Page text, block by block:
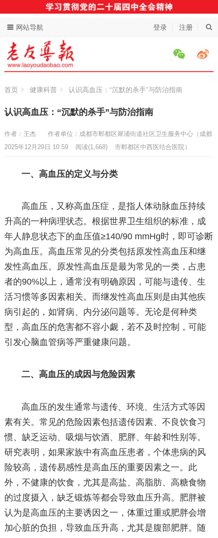
登录 注册
网站导航
首页 健康科普 认识高血压：“沉默的杀手”与防治指南
认识高血压：“沉默的杀手”与防治指南
作者：王杰
作者单位：成都市郫都区犀浦街道社区卫生服务中心（成都
市郫都区中西医结合医院）
2025年12月29日 10:59 阅读(1,668)
一、高血压的定义与分类
高血压，又称高血压症，是指人体动脉血压持续
升高的一种病理状态。根据世界卫生组织的标准，成
年人静息状态下的血压值≥140/90 mmHg时，即可诊断
为高血压。高血压常见的分类包括原发性高血压和继
发性高血压。原发性高血压是最为常见的一类，占患
者的90%以上，通常没有明确原因，可能与遗传、生
活习惯等多因素相关。而继发性高血压则是由其他疾
病引起的，如肾病、内分泌问题等。无论是何种类
型，高血压的危害都不容小觑，若不及时控制，可能
引发心脑血管病等严重健康问题。
二、高血压的成因与危险因素
高血压的发生通常与遗传、环境、生活方式等因
素有关。常见的危险因素包括遗传因素、不良饮食习
惯、缺乏运动、吸烟与饮酒、肥胖、年龄和性别等。
研究表明，如果家族中有高血压患者，个体患病的风
险较高，遗传易感性是高血压的重要因素之一。此
外，不健康的饮食，尤其是高盐、高脂肪、高糖食物
的过度摄入，缺乏锻炼等都会导致血压升高。肥胖被
认为是高血压的主要诱因之一，体重过重或肥胖会增
加心脏的负担，导致血压升高，尤其是腹部肥胖。随